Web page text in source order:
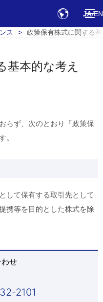
JA EN
ス 政策保有株式に関する
基本的な考え
らず、次のとおり「政策保
。
して保有する取引先として
携等を目的とした株式を除
せ
2101